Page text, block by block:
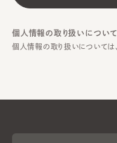
個人情報の取り扱いについて
個人情報の取り扱いについては、